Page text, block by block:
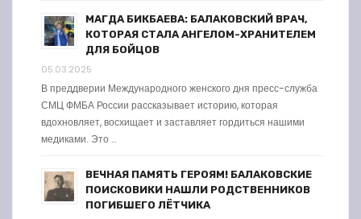
МАГДА БИКБАЕВА: БАЛАКОВСКИЙ ВРАЧ,
КОТОРАЯ СТАЛА АНГЕЛОМ-ХРАНИТЕЛЕМ
ДЛЯ БОЙЦОВ
05.03.2025
В преддверии Международного женского дня пресс-служба
СМЦ ФМБА России рассказывает историю, которая
вдохновляет, восхищает и заставляет гордиться нашими
медиками. Это …
ВЕЧНАЯ ПАМЯТЬ ГЕРОЯМ! БАЛАКОВСКИЕ
ПОИСКОВИКИ НАШЛИ РОДСТВЕННИКОВ
ПОГИБШЕГО ЛЁТЧИКА